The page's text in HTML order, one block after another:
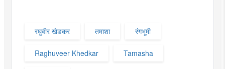
रघुवीर खेडकर तमाशा रंगभूमी
Raghuveer Khedkar Tamasha